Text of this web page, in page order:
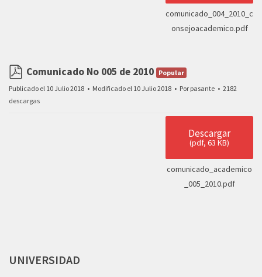
comunicado_004_2010_c
onsejoacademico.pdf
pdf
Comunicado No 005 de 2010 Popular
Publicado el 10 Julio 2018
Modificado el 10 Julio 2018 Por pasante
2182
descargas
Descargar
(pdf, 63 KB)
comunicado_academico
_005_2010.pdf
UNIVERSIDAD